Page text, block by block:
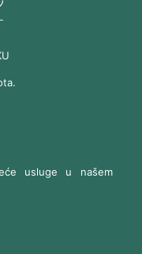
usluge u našem